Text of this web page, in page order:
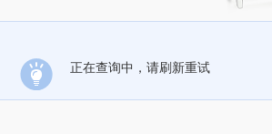
正在查询中，请刷新重试